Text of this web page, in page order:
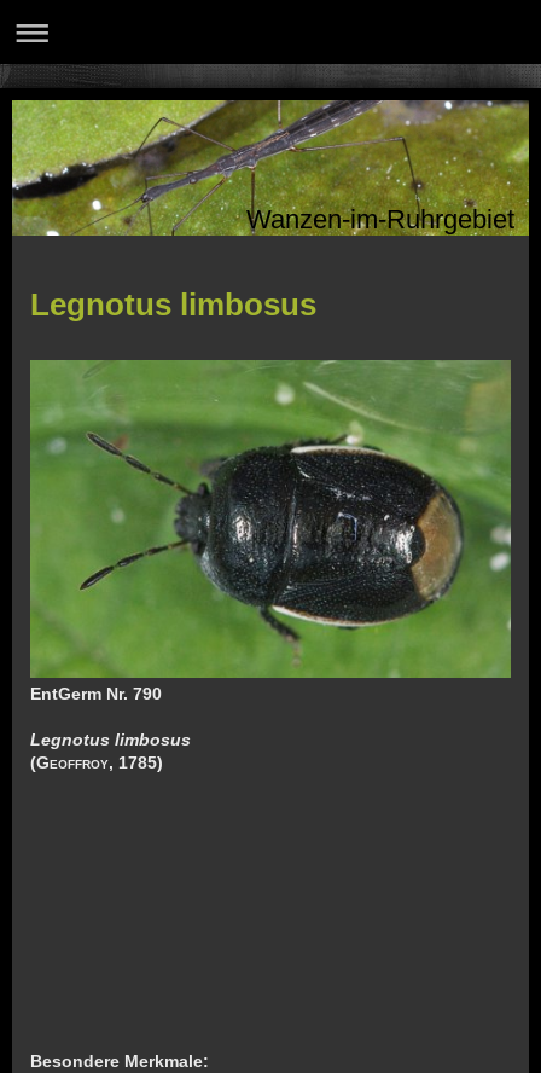
Wanzen-im-Ruhrgebiet
Legnotus limbosus
EntGerm Nr. 790
Legnotus limbosus
(Geoffroy, 1785)
Besondere Merkmale: